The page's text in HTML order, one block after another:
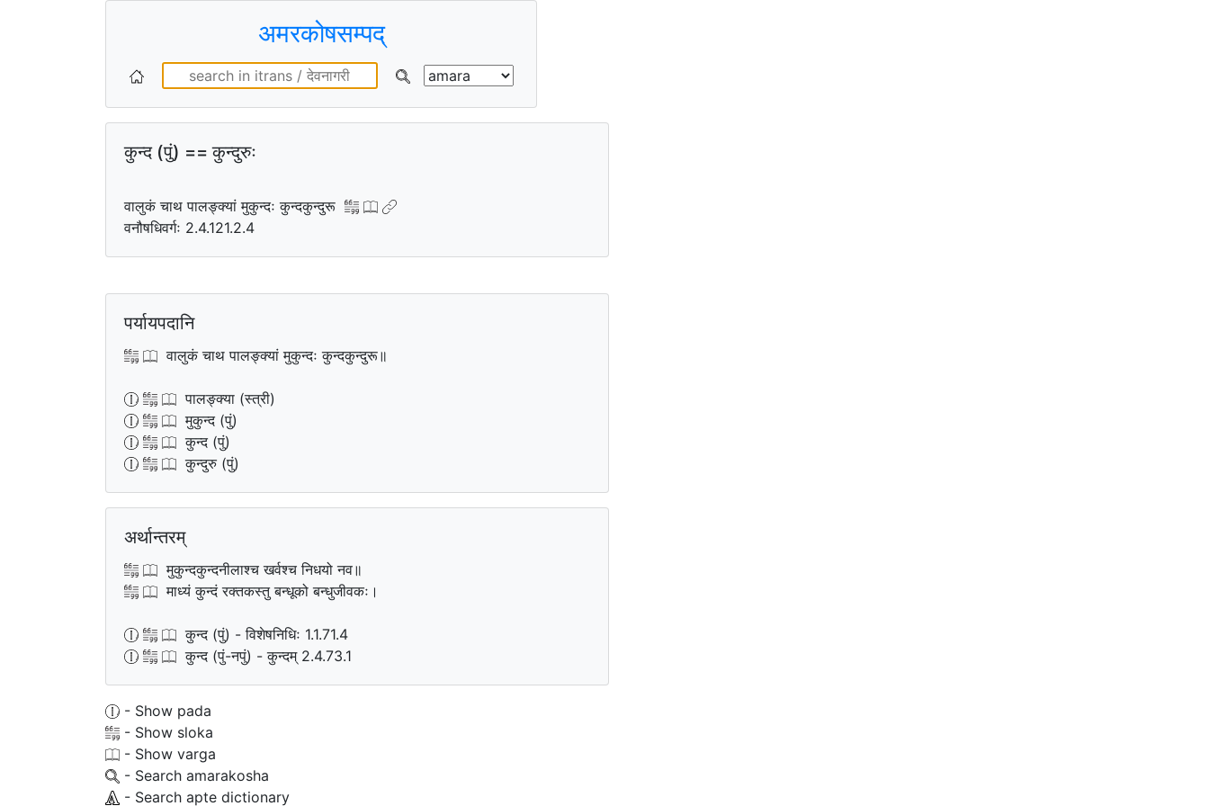
अमरकोषसम्पद्
कुन्द (पुं) == कुन्दुरुः
वालुकं चाथ पालङ्क्यां मुकुन्दः कुन्दकुन्दुरू
वनौषधिवर्गः 2.4.121.2.4
पर्यायपदानि
वालुकं चाथ पालङ्क्यां मुकुन्दः कुन्दकुन्दुरू॥
पालङ्क्या (स्त्री)
मुकुन्द (पुं)
कुन्द (पुं)
कुन्दुरु (पुं)
अर्थान्तरम्
मुकुन्दकुन्दनीलाश्च खर्वश्च निधयो नव॥
माध्यं कुन्दं रक्तकस्तु बन्धूको बन्धुजीवकः।
कुन्द (पुं) - विशेषनिधिः 1.1.71.4
कुन्द (पुं-नपुं) - कुन्दम् 2.4.73.1
- Show pada
- Show sloka
- Show varga
- Search amarakosha
- Search apte dictionary